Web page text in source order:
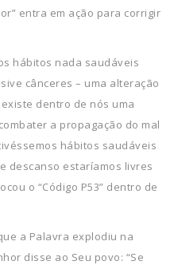
entra em ação para corrigir
hábitos nada saudáveis
cânceres – uma alteração
dentro de nós uma
a propagação do mal
hábitos saudáveis
descanso estaríamos livres
o “Código P53” dentro de
a Palavra explodiu na
disse ao Seu povo: “Se